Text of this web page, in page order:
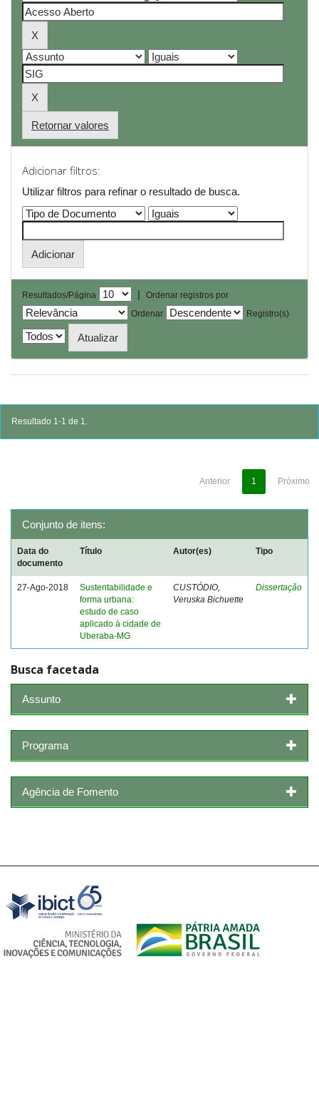
Retornar valores
Adicionar filtros:
Utilizar filtros para refinar o resultado de busca.
Resultados/Página |
Ordenar registros por
Ordenar
Registro(s)
Resultado 1-1 de 1.
Anterior 1 Próximo
Conjunto de itens:
Data do
documento
Título Autor(es) Tipo
27-Ago-2018
Sustentabilidade e
forma urbana:
estudo de caso
aplicado à cidade de
Uberaba-MG
CUSTÓDIO,
Veruska Bichuette
Dissertação
Busca facetada
Assunto
Programa
Agência de Fomento